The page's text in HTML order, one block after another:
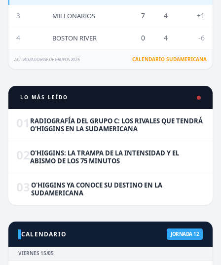
3 MILLONARIOS 7 4 +1
4 BOSTON RIVER 0 4 -6
ACTUALIZADO FASE DE GRUPOS 2026 CALENDARIO SUDAMERICANA
LO MÁS LEÍDO
01 RADIOGRAFÍA DEL GRUPO C: LOS RIVALES QUE TENDRÁ
O'HIGGINS EN LA SUDAMERICANA
02O'HIGGINS: LA TRAMPA DE LA INTENSIDAD Y EL
ABISMO DE LOS 75 MINUTOS
03 O'HIGGINS YA CONOCE SU DESTINO EN LA
SUDAMERICANA
CALENDARIO JORNADA 12
VIERNES 15/05